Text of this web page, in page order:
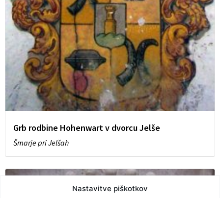
Nastavitve piškotkov
Grb rodbine Hohenwart v dvorcu Jelše
Šmarje pri Jelšah